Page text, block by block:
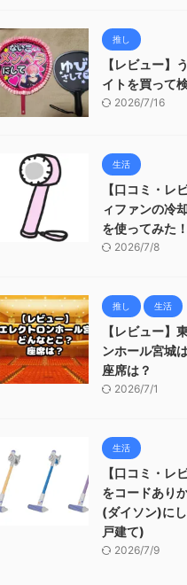
推し
【レビュー】
イトを買って
2026/7/16
生活
【口コミ・レ
ィファンの冷
を使ってみた
2026/7/8
推し 生活
【レビュー】
ンホール宮城
座席は？
2026/7/1
生活
【口コミ・レ
をコードあり
(ダイソン)に
戸建て)
2026/7/9